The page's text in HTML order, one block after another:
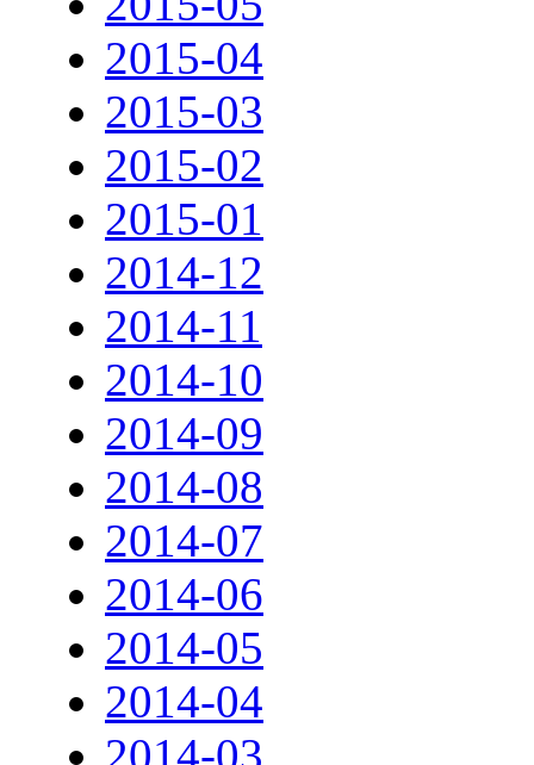
2015-04
2015-03
2015-02
2015-01
2014-12
2014-11
2014-10
2014-09
2014-08
2014-07
2014-06
2014-05
2014-04